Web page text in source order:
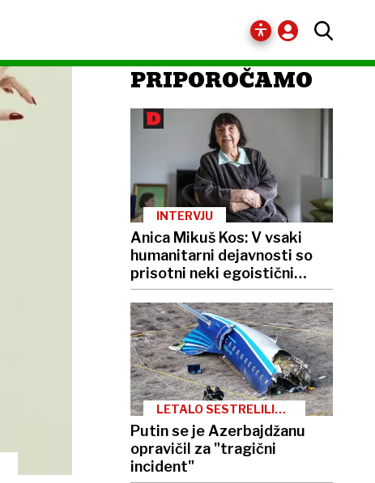
PRIPOROČAMO
INTERVJU
Anica Mikuš Kos: V vsaki
humanitarni dejavnosti so
prisotni neki egoistični
interesi
LETALO SESTRELILI
RUSI?
Putin se je Azerbajdžanu
opravičil za "tragični
incident"